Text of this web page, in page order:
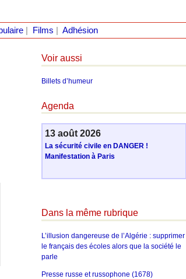
| Films Adhésion
Voir aussi
Billets d’humeur
Agenda
13 août 2026
La sécurité civile en DANGER !
Manifestation à Paris
Dans la même rubrique
L’illusion dangereuse de l’Algérie : supprimer
le français des écoles alors que la société le
parle
Presse russe et russophone (1678)